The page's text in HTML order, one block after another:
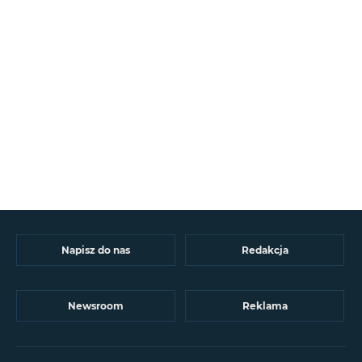
Napisz do nas Redakcja
Newsroom Reklama